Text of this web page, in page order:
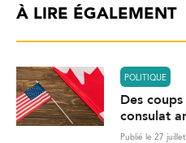
À LIRE ÉGALEMENT
POLITIQUE
Des
consulat
Publié le 27 juillet